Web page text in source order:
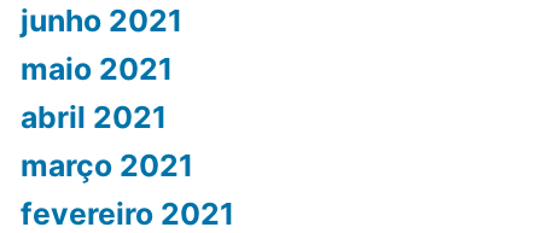
junho 2021
maio 2021
abril 2021
março 2021
fevereiro 2021